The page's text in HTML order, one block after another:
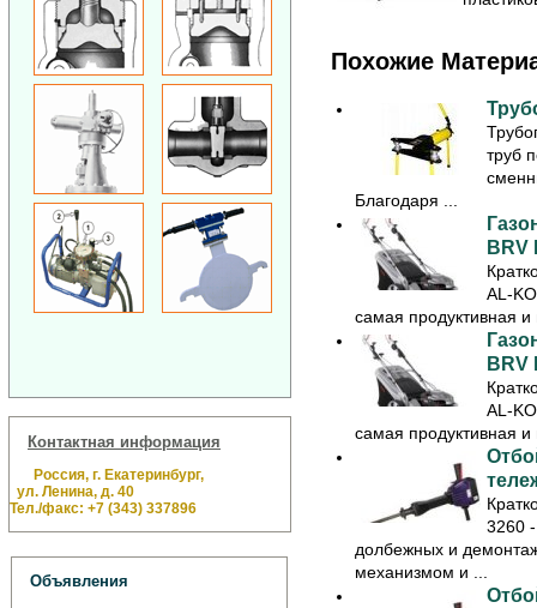
Контактная информация
Россия, г. Екатеринбург,
ул. Ленина, д. 40
Тел./факс: +7 (343) 337896
Объявления
Похожие
труб
Благодаря ...
BRV
AL-
самая продуктивная
BRV
AL-
самая продуктивная
3260
долбежных и
механизмом и ...